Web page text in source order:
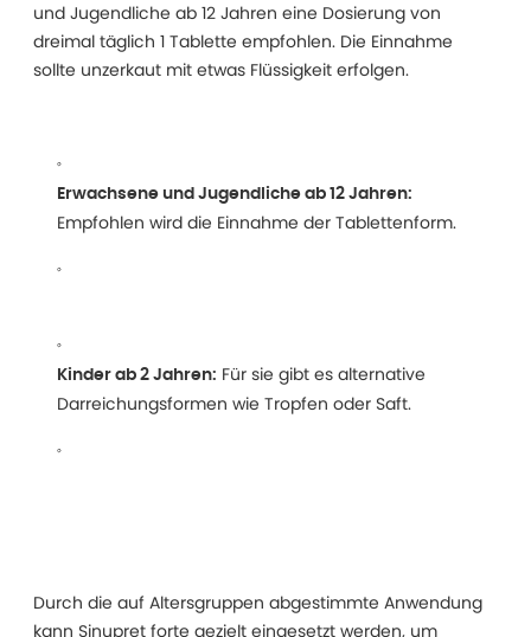
und Jugendliche ab 12 Jahren eine Dosierung von
dreimal täglich 1 Tablette empfohlen. Die Einnahme
sollte unzerkaut mit etwas Flüssigkeit erfolgen.
Erwachsene und Jugendliche ab 12 Jahren:
Empfohlen wird die Einnahme der Tablettenform.
Kinder ab 2 Jahren: Für sie gibt es alternative
Darreichungsformen wie Tropfen oder Saft.
Durch die auf Altersgruppen abgestimmte Anwendung
kann Sinupret forte gezielt eingesetzt werden, um